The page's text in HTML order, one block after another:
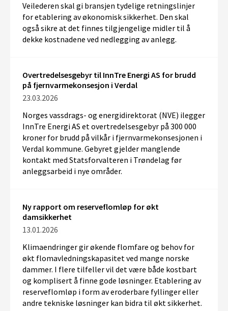
Veilederen skal gi bransjen tydelige retningslinjer
for etablering av økonomisk sikkerhet. Den skal
også sikre at det finnes tilgjengelige midler til å
dekke kostnadene ved nedlegging av anlegg.
Overtredelsesgebyr til InnTre Energi AS for brudd
på fjernvarmekonsesjon i Verdal
23.03.2026
Norges vassdrags- og energidirektorat (NVE) ilegger
InnTre Energi AS et overtredelsesgebyr på 300 000
kroner for brudd på vilkår i fjernvarmekonsesjonen i
Verdal kommune. Gebyret gjelder manglende
kontakt med Statsforvalteren i Trøndelag før
anleggsarbeid i nye områder.
Ny rapport om reserveflomløp for økt
damsikkerhet
13.01.2026
Klimaendringer gir økende flomfare og behov for
økt flomavledningskapasitetved mange norske
dammer. I flere tilfeller vil det være både kostbart
og komplisert å finne gode løsninger. Etablering av
reserveflomløp i form av eroderbare fyllinger eller
andre tekniske løsninger kan bidra til økt sikkerhet.